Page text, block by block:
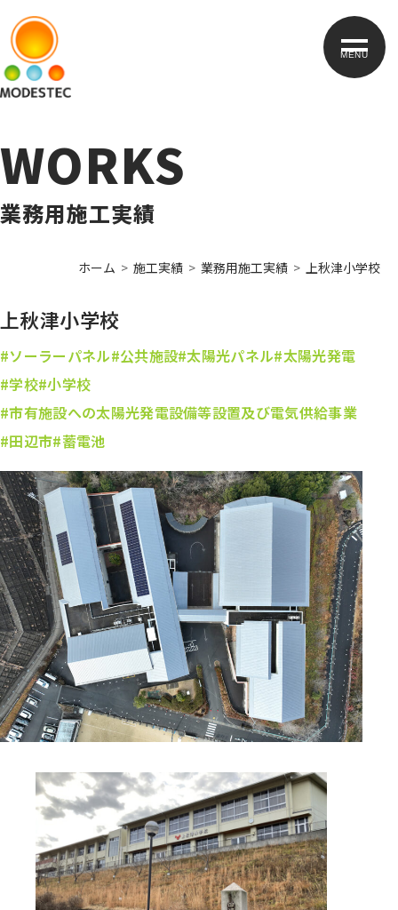
MENU
WORKS
業務用施工実績
ホーム 施工実績 業務用施工実績 上秋津小学校
上秋津小学校
#ソーラーパネル#公共施設#太陽光パネル#太陽光発電
#学校#小学校
#市有施設への太陽光発電設備等設置及び電気供給事業
#田辺市#蓄電池